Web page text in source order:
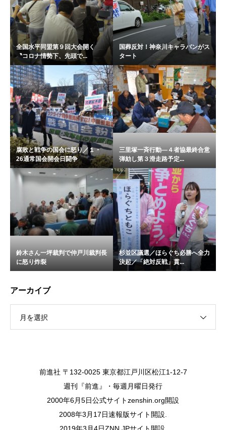
全国水平同盟第９回大会開く
〝コロナ情勢下、先頭で...
国葬反対！神奈川キャラバンがス
タート
腐敗と戦争の国会に怒り／１・
26通常国会開会日闘争
三里塚一斉行動―４者協最終合意
弾劾し第３滑走路予定...
鈴木さん一坪裁判で仲戸川裁判長
に怒り炸裂
杉並区議選／ほらぐち必勝へ全力
決起／「絶対反戦」貫...
アーカイブ
月を選択
前進社 〒132-0025 東京都江戸川区松江1-12-7
週刊『前進』・毎週月曜日発行
2000年6月5日公式サイトzenshin.org開設
2008年3月17日速報版サイト開設.
2019年3月4日ZNN.JPサイト開設.